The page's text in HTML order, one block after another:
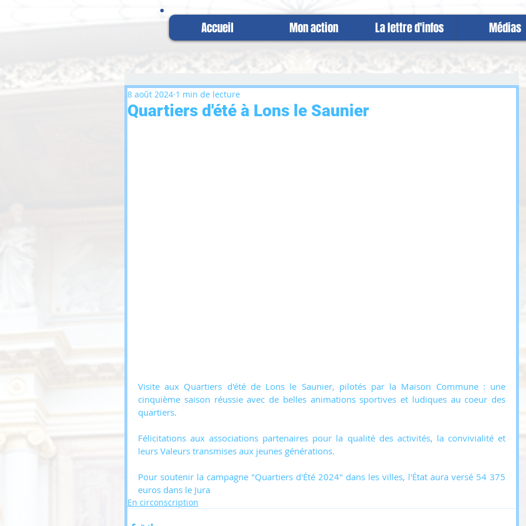
Accueil Mon action La lettre d'infos Médias
Quartiers d'été à Lons le Saunier
8 août 2024 1 min de lecture
Visite aux Quartiers d'été de Lons le Saunier, pilotés par la Maison Commune : une
cinquième saison réussie avec de belles animations sportives et ludiques au coeur des
quartiers.
Félicitations aux associations partenaires pour la qualité des activités, la convivialité et
leurs Valeurs transmises aux jeunes générations.
Pour soutenir la campagne "Quartiers d'Été 2024" dans les villes, l'État aura versé 54 375
euros dans le Jura
En circonscription